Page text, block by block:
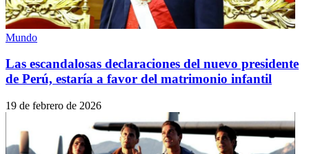
Mundo
Las escandalosas declaraciones del nuevo presidente
de Perú, estaría a favor del matrimonio infantil
19 de febrero de 2026